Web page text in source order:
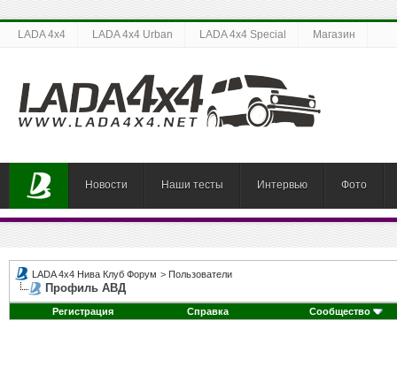
LADA 4x4 LADA 4x4 Urban LADA 4x4 Special Магазин
Новости Наши тесты Интервью Фото
LADA 4x4 Нива Клуб Форум > Пользователи
Профиль АВД
Регистрация Справка Сообщество